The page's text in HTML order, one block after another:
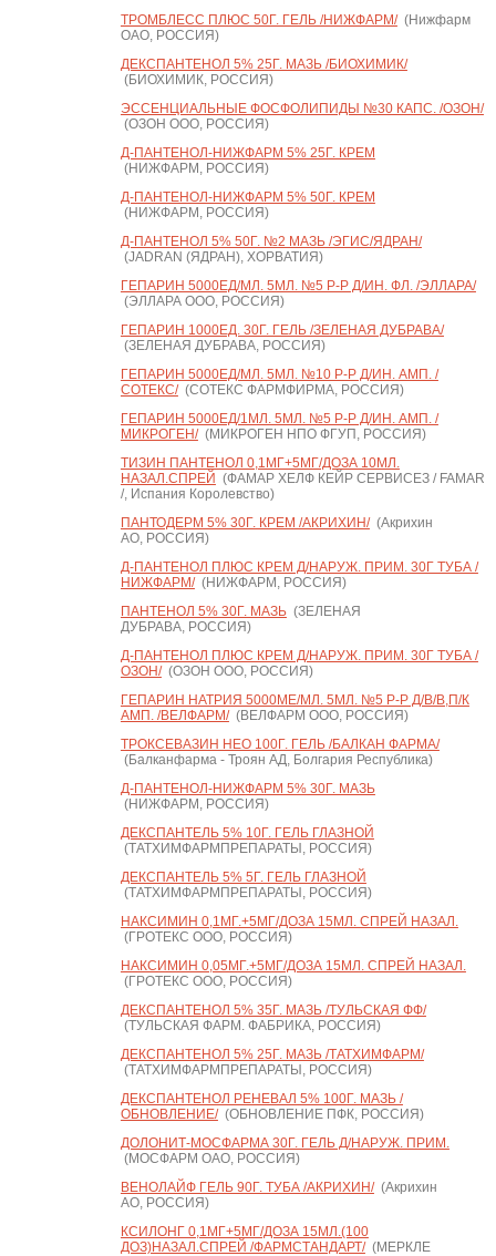
ТРОМБЛЕСС ПЛЮС 50Г. ГЕЛЬ /НИЖФАРМ/(Нижфарм
ОАО, РОССИЯ)
ДЕКСПАНТЕНОЛ 5% 25Г. МАЗЬ /БИОХИМИК/
(БИОХИМИК, РОССИЯ)
ЭССЕНЦИАЛЬНЫЕ ФОСФОЛИПИДЫ №30 КАПС. /ОЗОН/
(ОЗОН ООО, РОССИЯ)
Д-ПАНТЕНОЛ-НИЖФАРМ 5% 25Г. КРЕМ
(НИЖФАРМ, РОССИЯ)
Д-ПАНТЕНОЛ-НИЖФАРМ 5% 50Г. КРЕМ
(НИЖФАРМ, РОССИЯ)
Д-ПАНТЕНОЛ 5% 50Г. №2 МАЗЬ /ЭГИС/ЯДРАН/
(JADRAN (ЯДРАН), ХОРВАТИЯ)
ГЕПАРИН 5000ЕД/МЛ. 5МЛ. №5 Р-Р Д/ИН. ФЛ. /ЭЛЛАРА/
(ЭЛЛАРА ООО, РОССИЯ)
ГЕПАРИН 1000ЕД. 30Г. ГЕЛЬ /ЗЕЛЕНАЯ ДУБРАВА/
(ЗЕЛЕНАЯ ДУБРАВА, РОССИЯ)
ГЕПАРИН 5000ЕД/МЛ. 5МЛ. №10 Р-Р Д/ИН. АМП. /
СОТЕКС/(СОТЕКС ФАРМФИРМА, РОССИЯ)
ГЕПАРИН 5000ЕД/1МЛ. 5МЛ. №5 Р-Р Д/ИН. АМП. /
МИКРОГЕН/(МИКРОГЕН НПО ФГУП, РОССИЯ)
ТИЗИН ПАНТЕНОЛ 0,1МГ+5МГ/ДОЗА 10МЛ.
НАЗАЛ.СПРЕЙ (ФАМАР ХЕЛФ КЕЙР СЕРВИСЕЗ / FAMAR
/, Испания Королевство)
ПАНТОДЕРМ 5% 30Г. КРЕМ /АКРИХИН/(Акрихин
АО, РОССИЯ)
Д-ПАНТЕНОЛ ПЛЮС КРЕМ Д/НАРУЖ. ПРИМ. 30Г ТУБА /
НИЖФАРМ/(НИЖФАРМ, РОССИЯ)
ПАНТЕНОЛ 5% 30Г. МАЗЬ(ЗЕЛЕНАЯ
ДУБРАВА, РОССИЯ)
Д-ПАНТЕНОЛ ПЛЮС КРЕМ Д/НАРУЖ. ПРИМ. 30Г ТУБА /
ОЗОН/(ОЗОН ООО, РОССИЯ)
ГЕПАРИН НАТРИЯ 5000МЕ/МЛ. 5МЛ. №5 Р-Р Д/В/В,П/К
АМП. /ВЕЛФАРМ/(ВЕЛФАРМ ООО, РОССИЯ)
ТРОКСЕВАЗИН НЕО 100Г. ГЕЛЬ /БАЛКАН ФАРМА/
(Балканфарма - Троян АД, Болгария Республика)
Д-ПАНТЕНОЛ-НИЖФАРМ 5% 30Г. МАЗЬ
(НИЖФАРМ, РОССИЯ)
ДЕКСПАНТЕЛЬ 5% 10Г. ГЕЛЬ ГЛАЗНОЙ
(ТАТХИМФАРМПРЕПАРАТЫ, РОССИЯ)
ДЕКСПАНТЕЛЬ 5% 5Г. ГЕЛЬ ГЛАЗНОЙ
(ТАТХИМФАРМПРЕПАРАТЫ, РОССИЯ)
НАКСИМИН 0,1МГ.+5МГ/ДОЗА 15МЛ. СПРЕЙ НАЗАЛ.
(ГРОТЕКС ООО, РОССИЯ)
НАКСИМИН 0,05МГ.+5МГ/ДОЗА 15МЛ. СПРЕЙ НАЗАЛ.
(ГРОТЕКС ООО, РОССИЯ)
ДЕКСПАНТЕНОЛ 5% 35Г. МАЗЬ /ТУЛЬСКАЯ ФФ/
(ТУЛЬСКАЯ ФАРМ. ФАБРИКА, РОССИЯ)
ДЕКСПАНТЕНОЛ 5% 25Г. МАЗЬ /ТАТХИМФАРМ/
(ТАТХИМФАРМПРЕПАРАТЫ, РОССИЯ)
ДЕКСПАНТЕНОЛ РЕНЕВАЛ 5% 100Г. МАЗЬ /
ОБНОВЛЕНИЕ/(ОБНОВЛЕНИЕ ПФК, РОССИЯ)
ДОЛОНИТ-МОСФАРМА 30Г. ГЕЛЬ Д/НАРУЖ. ПРИМ.
(МОСФАРМ ОАО, РОССИЯ)
ВЕНОЛАЙФ ГЕЛЬ 90Г. ТУБА /АКРИХИН/(Акрихин
АО, РОССИЯ)
КСИЛОНГ 0,1МГ+5МГ/ДОЗА 15МЛ.(100
ДОЗ)НАЗАЛ.СПРЕЙ /ФАРМСТАНДАРТ/(МЕРКЛЕ